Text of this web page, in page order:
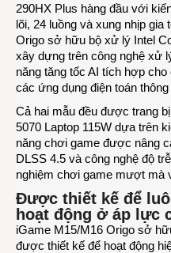
290HX Plus hàng đầu với
lõi, 24 luồng và xung nhịp
Origo sở hữu bộ xử lý Intel
xây dựng trên công nghệ xử
năng tăng tốc AI tích hợp
các ứng dụng điện toán thông
Cả hai mẫu đều được trang
5070 Laptop 115W dựa trên
năng chơi game được nâng
DLSS 4.5 và công nghệ độ
nghiệm chơi game mượt mà
Được thiết kế để
hoạt động ở áp lực
iGame M15/M16 Origo sở
được thiết kế để hoạt động